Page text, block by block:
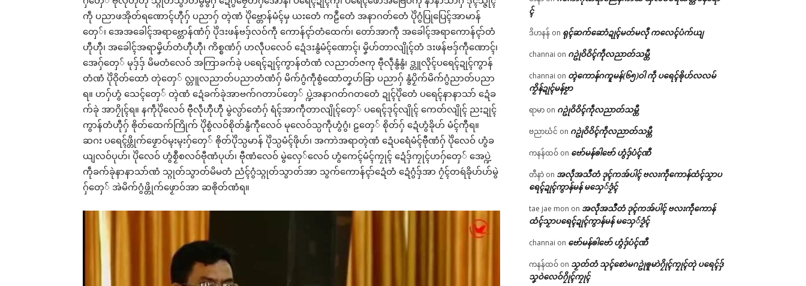
ကဵု ပညာဖအိုတ်ရဏောၚ်ဟီုဂှ် ပညာဂှ် တ္ၚဲဏံ ပိုဲဗ္တောန်မံၚ်မှ ယးတေံ ကဠဳတေံ အနာဂတ်တေံ ပိုဲဂွံပြုပြေၚ်အာမာန်
တှေ်၊ အေအခေါၚ်အရာဗ္တောန်ဏံဂှ် ပိုဲဒးဖန်ဗဒှ်လဝ်ကဵု ကောန်ၚာ်တံထေက်၊ တော်အာကဵု အခေါၚ်အရာကောန်ၚာ်တံ
ဟီုဟီု၊ အခေါၚ်အရာမၞိဟ်တံဟီုဟီု၊ ကိစ္စဏံဂှ် ဟလဵုပလေဝ် ဍေံဒးနွံမံၚ်ဏောၚ်၊ မၞိဟ်တာလျိုၚ်တံ ဒးဖန်ဗဒှ်ကဵုဏောၚ်၊
အေဂှ်တှေ် မုဒှ်ဒှ် မိမတံလေဝ် အကြာခက်ခုဲ ပရေၚ်ဍုၚ်ကွာန်တံဏံ လညာတ်ဇကု ဗီုလဵုနွံနွံ၊ ဒ္တူလိုၚ်ပရေၚ်ဍုၚ်ကွာန်
တံဏံ ပိုဲဝိုတ်ထောံ တုဲတှေ် လ္တူလညာတ်ပညာတံဏံဂှ် မိက်ဂွံကဵုစွံထောံတၞဟ်ခြာ ပညာဂှ် နွံပၟိက်မိက်ဂွံညာတ်ပညာ
ရ။ ဟဂှ်ဟွံ သေၚ်တှေ် တ္ၚဲဏံ ဍေံခက်ခုဲအာဗက်ဂတာပ်တှေ် ပ္ဍဲအနာဂတ်ဂတတေံ ဍုၚ်ပိုဲတေံ ပရေၚ်နာနာသာ် ဍေံခ
က်ခုဲ အာဂၠိုၚ်ရ။ နကဵုပိုဲလေဝ် ဗီုလဵုဟီုဟီု မွဲလ္ပာ်တေံဂှ် ရံၚ်အာကဵုတာလျိုၚ်တှေ် ပရေၚ်ဒုၚ်လျိုၚ် ကေတ်လျိုၚ် ညးဍုၚ်
ကွာန်တံဟီုဂှ် ၜိုတ်ထေက်ကြိုက် ပိုဲစွံလဝ်စိုတ်နွံကီုလေဝ် မုလေဝ်သ္ပကဵုဟွံဂွံ၊ ဠတှေ် စိုတ်ဂှ် ဍေံဟွံခိုဟ် မံၚ်ကီုရ။
ဆဂး ပရေၚ်ဖ္တိုက်ဖၟောဝ်မ္ၚးမ္ၚးဂှ်တှေ် ၜိုတ်ပိုဲသ္ပမာန် ပိုဲသ္ပမံၚ်ဖိုဟ်၊ အကာဲအရာတ္ၚဲဏံ ဍေံပရေံမံၚ်ဗီုဏံဂှ် ပိုဲလေဝ် ဟွံခ
ယျလဝ်ပုဟ်၊ ပိုဲလေဝ် ဟွံစၟဳစလဝ်ဗီုဏံပုဟ်၊ ဗီုဏံလေဝ် မွဲလှေ်လေဝ် ဟွံကေၚ်မံၚ်ကၠုၚ် ဍေံဒှ်ကၠုၚ်ဟဂှ်တှေ် အေပ္ဍဲ
ကဵုခက်ခုဲနာနာသာ်ဏံ သ္ဂုတ်သွာတ်မိမတံ ညံၚ်ဂွံသ္ဂုတ်သွာတ်အာ သွက်ကောန်ၚာ်ဍေံတံ ဍေံဂွံဒှ်အာ ဂၠံၚ်တရဴခိုဟ်ဟ်မွဲ
ဂှ်တှေ် အဲမိက်ဂွံဖ္တိုက်ဖၟောဝ်အာ ဆၜိုတ်ဏံရ။
ၚ်
ဒိဟနန် on ရုၚ်ဆက်ဆောံဍုၚ်မတ်မလီု ကလေၚ်ပံက်ယျ
channai on ဂဥုဲဝိဝိၚ်ကဵုလညာတ်သမ္တီ
channai on တ္ၚဲကောန်ဂကူမန်(၆၅)ဝါ ကဵု ပရေၚ်ၜိုဟ်လလမ်
ကၟိန်ဍုၚ်မန်ဗၟာ
ရာမာ on ဂဥုဲဝိဝိၚ်ကဵုလညာတ်သမ္တီ
ဗညာဃံင် on ဂဥုဲဝိဝိၚ်ကဵုလညာတ်သမ္တီ
ကနန်ထဝ် on ဗော်မန်ၜါဗော် ဟွံဒှ်ပံၚ်ဏီ
တီနာဲ on အလဵုအသဳတံ ဒုၚ်ကအ်ပါၚ် ဗလးကဵုကောန်ထံၚ်သၟာပ
ရေၚ်ဍုၚ်ကွာန်မန် မသှေ်ဒၟံၚ်
tae jae mon on အလဵုအသဳတံ ဒုၚ်ကအ်ပါၚ် ဗလးကဵုကောန်
ထံၚ်သၟာပရေၚ်ဍုၚ်ကွာန်မန် မသှေ်ဒၟံၚ်
channai on ဗော်မန်ၜါဗော် ဟွံဒှ်ပံၚ်ဏီ
ကနန်ထဝ် on သၟတ်တံ သုၚ်စောဲမဂဥုဲၜူမာဲဂၠိုၚ်ကၠုၚ်တုဲ ပရေၚ်ဒှ်
သၞဝဲလေဝ်ဂၠိုၚ်ကၠုၚ်